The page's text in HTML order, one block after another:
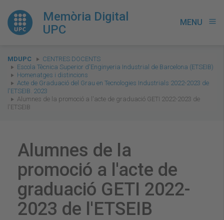
Memòria Digital
UPC
MENU menu
You
are
here:
MDUPC
CENTRES DOCENTS
Escola Tècnica Superior d'Enginyeria Industrial de Barcelona (ETSEIB)
Homenatges i distincions
Acte de Graduació del Grau en Tecnologies Industrials 2022-2023 de
l'ETSEIB. 2023
Alumnes de la promoció a l'acte de graduació GETI 2022-2023 de
l'ETSEIB
Alumnes de la
promoció a l'acte de
graduació GETI 2022-
2023 de l'ETSEIB